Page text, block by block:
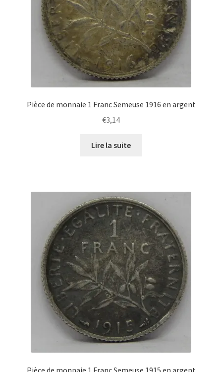
Pièce de monnaie 1 Franc Semeuse 1916 en argent
€3,14
Lire la suite